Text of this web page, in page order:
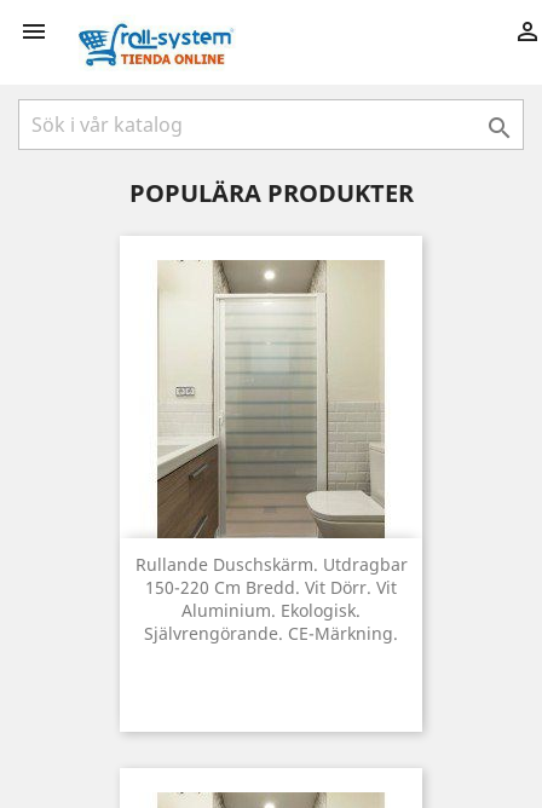
 

POPULÄRA PRODUKTER
Rullande Duschskärm. Utdragbar
150-220 Cm Bredd. Vit Dörr. Vit
Aluminium. Ekologisk.
Självrengörande. CE-Märkning.